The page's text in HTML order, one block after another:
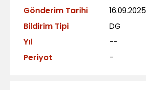
Gönderim Tarihi 16.09.2025
Bildirim Tipi DG
Yıl --
Periyot -